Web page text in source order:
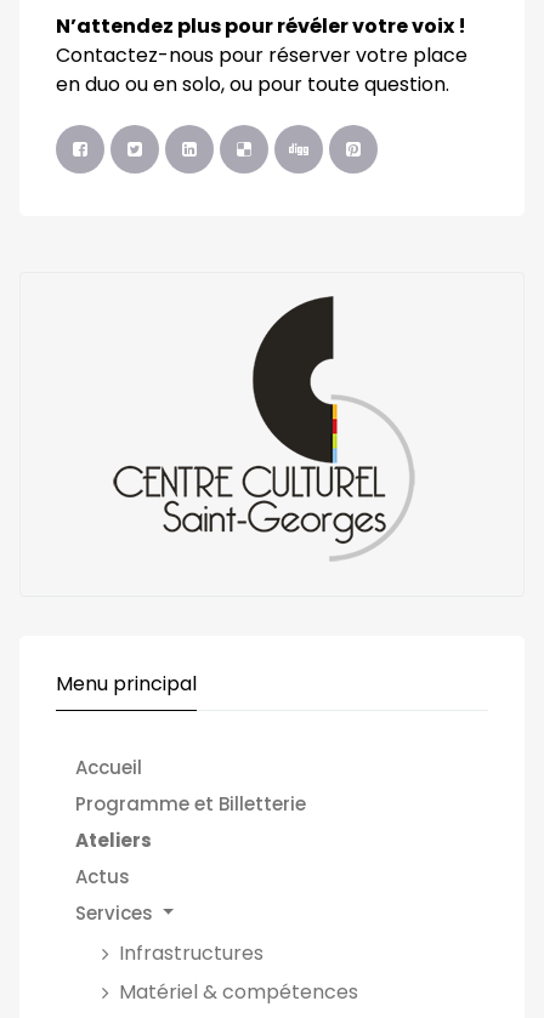
N’attendez plus pour révéler votre voix !
Contactez-nous pour réserver votre place
en duo ou en solo, ou pour toute question.
Menu principal
Accueil
Programme et Billetterie
Ateliers
Actus
Services
Infrastructures
Matériel & compétences